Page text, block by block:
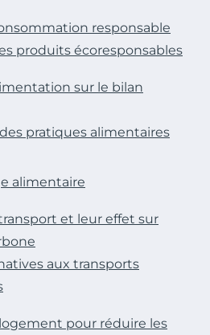
responsable
produits écoresponsables
sur le bilan
pratiques alimentaires
alimentaire
et leur effet sur
aux transports
pour réduire les